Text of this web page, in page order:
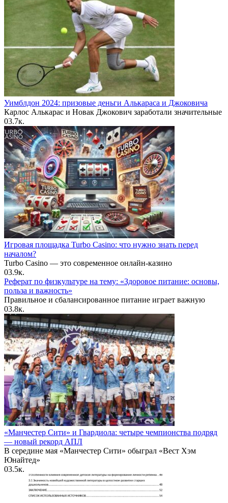
Уимблдон 2024: призовые деньги Алькараса и Джоковича
Карлос Алькарас и Новак Джокович заработали значительные
03.7к.
Игровая площадка Turbo Casino: что нужно знать перед
началом?
Turbo Casino — это современное онлайн-казино
03.9к.
Реферат по физкультуре на тему: «Здоровое питание: основы,
польза и важность»
Правильное и сбалансированное питание играет важную
03.8к.
«Манчестер Сити» и Гвардиола: четыре чемпионства подряд
— новый рекорд АПЛ
В середине мая «Манчестер Сити» обыграл «Вест Хэм
Юнайтед»
03.5к.